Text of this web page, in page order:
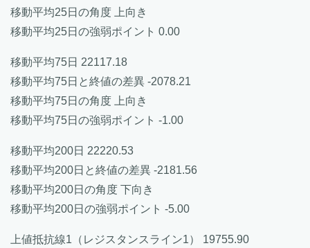
移動平均25日の角度 上向き
移動平均25日の強弱ポイント 0.00
移動平均75日 22117.18
移動平均75日と終値の差異 -2078.21
移動平均75日の角度 上向き
移動平均75日の強弱ポイント -1.00
移動平均200日 22220.53
移動平均200日と終値の差異 -2181.56
移動平均200日の角度 下向き
移動平均200日の強弱ポイント -5.00
上値抵抗線1（レジスタンスライン1） 19755.90